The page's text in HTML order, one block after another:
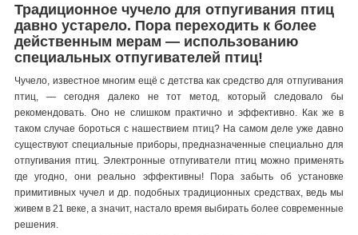
Традиционное чучело для отпугивания птиц
давно устарело. Пора переходить к более
действенным мерам — использованию
специальных отпугивателей птиц!
Чучело, известное многим ещё с детства как средство для отпугивания
птиц, — сегодня далеко не тот метод, который следовало бы
рекомендовать. Оно не слишком практично и эффективно. Как же в
таком случае бороться с нашествием птиц? На самом деле уже давно
существуют специальные приборы, предназначенные специально для
отпугивания птиц. Электронные отпугиватели птиц можно применять
где угодно, они реально эффективны! Пора забыть об установке
примитивных чучел и др. подобных традиционных средствах, ведь мы
живем в 21 веке, а значит, настало время выбирать более современные
решения.